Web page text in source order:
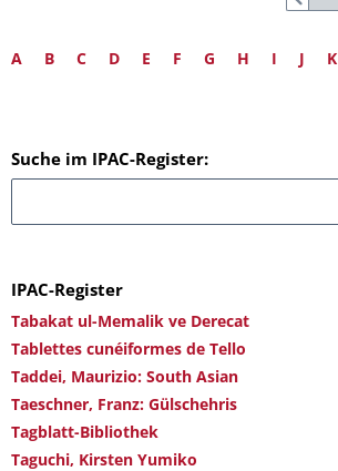
A B C D E F G H I J K
Suche im IPAC-Register:
IPAC-Register
Tabakat ul-Memalik ve Derecat
Tablettes cunéiformes de Tello
Taddei, Maurizio: South Asian
Taeschner, Franz: Gülschehris
Tagblatt-Bibliothek
Taguchi, Kirsten Yumiko